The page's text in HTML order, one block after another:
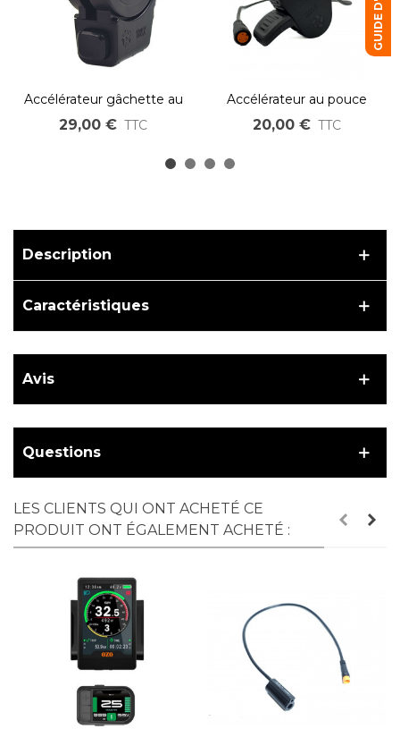
Accélérateur gâchette au
pouce mixte avec bouton
poussoir
29,00 € TTC
Accélérateur au pouce
pour kit 250W 500W et
750W roue OZO et
connecteur étanche jaune
20,00 € TTC
Description
Caractéristiques
Avis
Questions
LES CLIENTS QUI ONT ACHETÉ CE
PRODUIT ONT ÉGALEMENT ACHETÉ :